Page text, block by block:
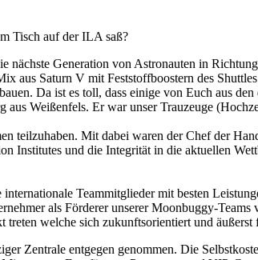
Tisch auf der ILA saß?
nächste Generation von Astronauten in
aus Saturn V mit Feststoffboostern des
Da ist es toll, dass einige von Euch aus
Weißenfels. Er war unser Trauzeuge
teilzuhaben. Mit dabei waren der Chef der
Institutes und die Integrität in die aktuellen
Teammitglieder mit besten
als Förderer unserer Moonbuggy-
welche sich zukunftsorientiert und äußerst
Zentrale entgegen genommen. Die